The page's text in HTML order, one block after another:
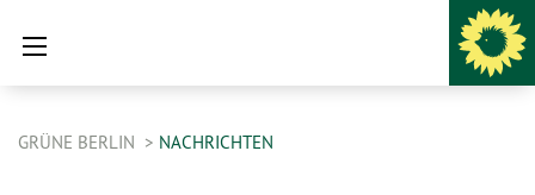
GRÜNE BERLIN NACHRICHTEN